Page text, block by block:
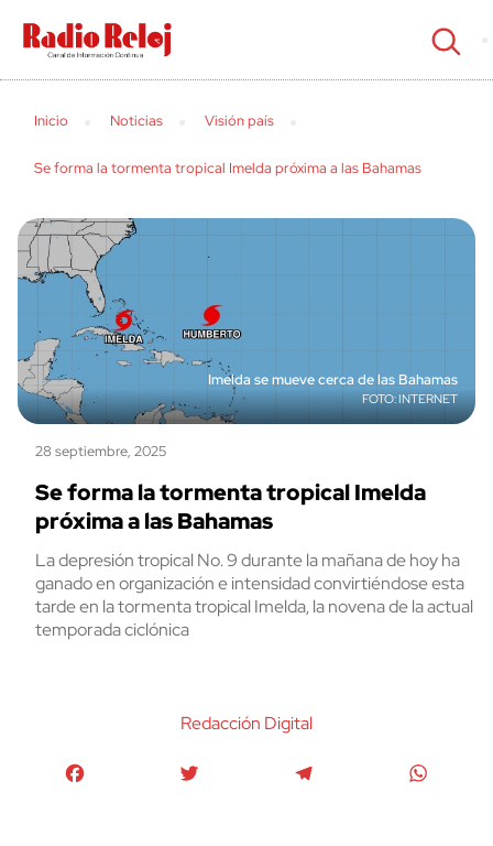
cerrar
Inicio Noticias Visión país
Se forma la tormenta tropical Imelda próxima a las Bahamas
Imelda se mueve cerca de las Bahamas
INTERNET
28 septiembre, 2025
Se forma la tormenta tropical Imelda
próxima a las Bahamas
La depresión tropical No. 9 durante la mañana de hoy ha
ganado en organización e intensidad convirtiéndose esta
tarde en la tormenta tropical Imelda, la novena de la actual
temporada ciclónica
Redacción Digital